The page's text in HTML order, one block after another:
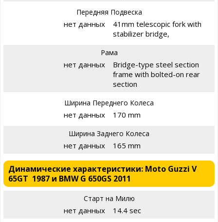
Передняя Подвеска
нет данных
41mm telescopic fork with
stabilizer bridge,
Рама
нет данных
Bridge-type steel section
frame with bolted-on rear
section
Ширина Переднего Колеса
нет данных 170 mm
Ширина Заднего Колеса
нет данных 165 mm
Динамические характеристики: Moto Guzzi V
65GT 1987 и BMW G 650GS 2011
Старт на Милю
нет данных 14.4 sec